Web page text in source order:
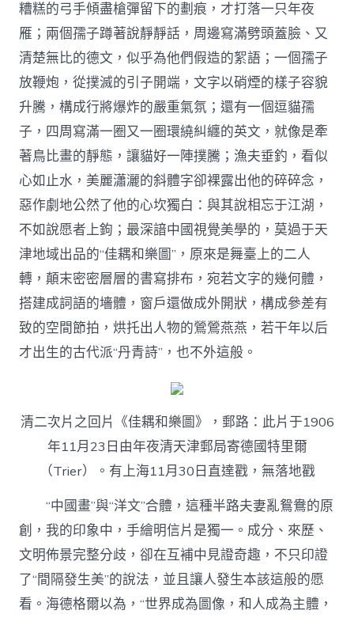
糟糕的弓手傾盡槍彈留下的劃痕，才打落一只年夜
雁；兩個孺子蹲著說靜靜話，周邊寫滿劈頭蓋臉、又
清楚無比的德文，似乎為他們假造的絮語；一個孺子
放鞭炮，從撲滅的引子開端，文字以硝煙的樣子容貌
升騰，構成行將爆炸的嚴重氣氛；還有一個逗貓孺
子，四周寫滿一圈又一圈環繞糾纏的英文，就像是牽
著鳥比畫的靜態，讓貓好一陣撲騰；漁夫垂釣，看似
心如止水，美麗瀟灑的斜體字卻裸露出他的碎碎念，
惡作劇地公然了他的心坎獨白：與其說相忘于江湖，
不如說愿者上鉤；最深諳中國視覺美學的，莫過于天
津地域出品的“佳耦和樂圖”，原來是舞臺上的二人
轉，顛末密密層層的書寫排布，宛若文字的幾何體，
搭建成詞語的墻體，窗戶還做成外開狀，構成參差有
致的空間節拍，烘托出人物的鶯鶯燕燕，若干年以后
才出生的古代派“丹青詩”，也不外這般。
清二次片之回片《佳耦和樂圖》，郵路：此片于1906
年11月23日由年夜清天津郵局寄德國特里爾
（Trier）。有上海11月30日直達戳，無落地戳
“中國畫”與“洋文”合體，這種半路夫妻亂鴛鴦的原
創，我的印象中，手繪明信片是獨一。成分、來歷、
文明佈景完整分歧，卻在互補中見證奇趣，不只印證
了“間隔發生美”的說法，並且讓人發生本該這般的愿
看。海德格爾以為，“世界成為圖像，和人成為主體，